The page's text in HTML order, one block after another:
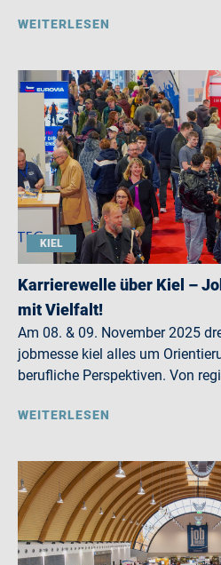
WEITERLESEN
KIEL
Karrierewelle über Kiel –
mit Vielfalt!
Am 08. & 09. November 2025
jobmesse kiel alles um
berufliche Perspektiven. Von
WEITERLESEN